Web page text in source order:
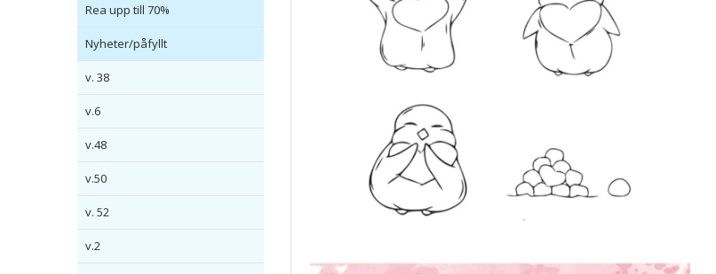
Rea upp till 70%
Nyheter/påfyllt
v. 38
v.6
v.48
v.50
v. 52
v.2